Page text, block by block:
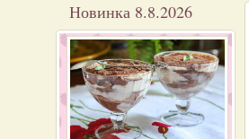
Новинка 8.8.2026